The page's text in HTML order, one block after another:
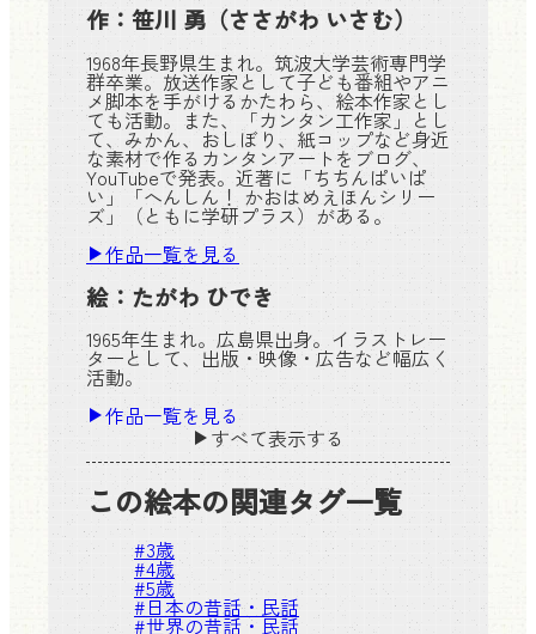
作： 笹川 勇 （ささがわ いさむ）
1968年長野県生まれ。筑波大学芸術専門学
群卒業。放送作家として子ども番組やアニ
メ脚本を手がけるかたわら、絵本作家とし
ても活動。また、「カンタン工作家」とし
て、みかん、おしぼり、紙コップなど身近
な素材で作るカンタンアートをブログ、
YouTubeで発表。近著に「ちちんぱいぱ
い」「へんしん！ かおはめえほんシリー
ズ」（ともに学研プラス）がある。
作品一覧を見る
絵：たがわ ひでき
1965年生まれ。広島県出身。イラストレー
ターとして、出版・映像・広告など幅広く
活動。
作品一覧を見る
すべて表示する
この絵本の関連タグ一覧
#3歳
#4歳
#5歳
#日本の昔話・民話
#世界の昔話・民話